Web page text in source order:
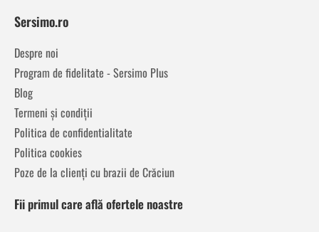
Sersimo.ro
Despre noi
Program de fidelitate - Sersimo Plus
Blog
Termeni și condiții
Politica de confidentialitate
Politica cookies
Poze de la clienți cu brazii de Crăciun
Fii primul care află ofertele noastre